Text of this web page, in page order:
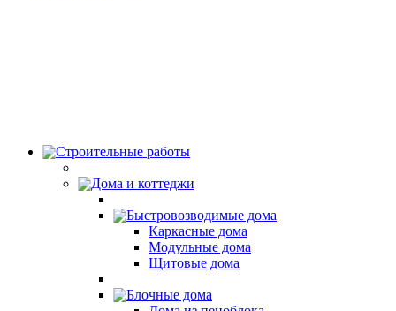
Строительные работы
Дома и коттеджи
Быстровозводимые дома
Каркасные дома
Модульные дома
Щитовые дома
Блочные дома